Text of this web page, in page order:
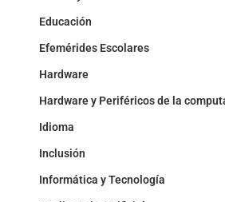
Educación
Efemérides Escolares
Hardware
Hardware y Periféricos de la
Idioma
Inclusión
Informática y Tecnología